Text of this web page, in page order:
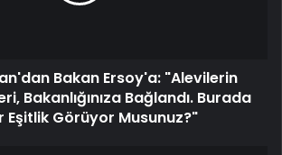
Bakan Ersoy'a: "Alevilerin
Bakanlığınıza Bağlandı. Burada
Eşitlik Görüyor Musunuz?"